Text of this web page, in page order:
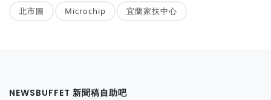
北市圖 Microchip 宜蘭家扶中心
NEWSBUFFET 新聞稿自助吧